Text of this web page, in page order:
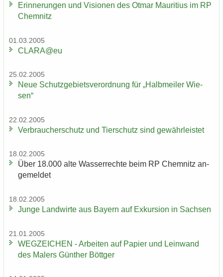
Er­in­ne­run­gen und Vi­sio­nen des Otmar Mau­ri­ti­us im RP
Chem­nitz
01.03.2005
CLARA@eu
25.02.2005
Neue Schutz­ge­biets­ver­ord­nung für „Halb­mei­ler Wie­
sen“
22.02.2005
Ver­brau­cher­schutz und Tier­schutz sind ge­währ­leis­tet
18.02.2005
Über 18.000 alte Was­ser­rech­te beim RP Chem­nitz an­
ge­mel­det
18.02.2005
Junge Land­wir­te aus Bay­ern auf Ex­kur­si­on in Sach­sen
21.01.2005
WEG­ZEI­CHEN - Ar­bei­ten auf Pa­pier und Lein­wand
des Ma­lers Gün­ther Bött­ger